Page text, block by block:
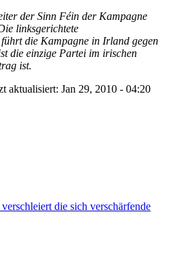
der Sinn Féin der Kampagne
linksgerichtete
die Kampagne in Irland gegen
die einzige Partei im irischen
ist.
aktualisiert: Jan 29, 2010 - 04:20
die sich verschärfende